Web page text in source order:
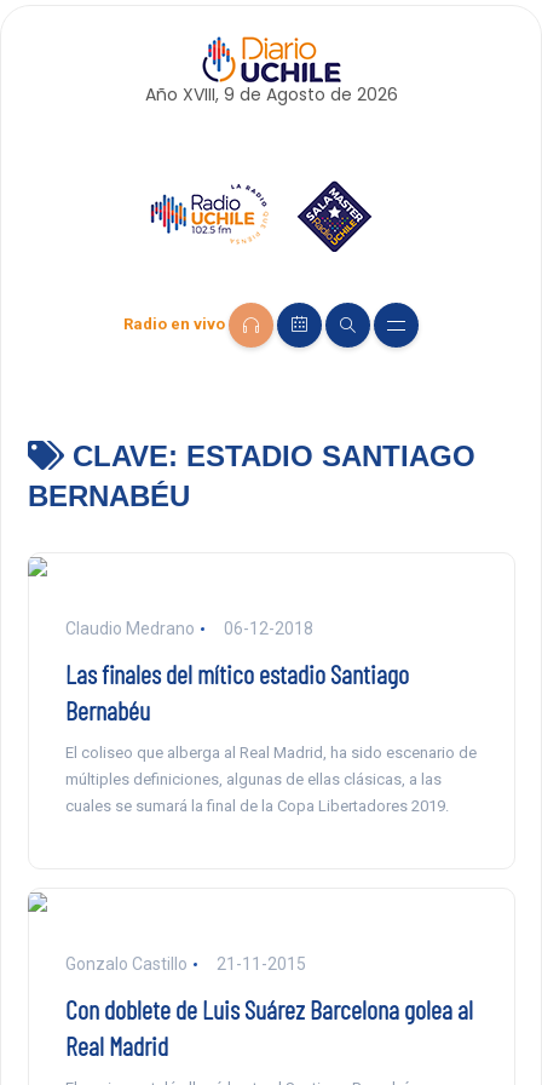
Año XVIII, 9 de Agosto de 2026
Radio en vivo
CLAVE: ESTADIO SANTIAGO
BERNABÉU
Claudio Medrano 06-12-2018
Las finales del mítico estadio Santiago
Bernabéu
El coliseo que alberga al Real Madrid, ha sido escenario de
múltiples definiciones, algunas de ellas clásicas, a las
cuales se sumará la final de la Copa Libertadores 2019.
Gonzalo Castillo 21-11-2015
Con doblete de Luis Suárez Barcelona golea al
Real Madrid